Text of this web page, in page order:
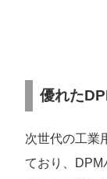
優れた
次世代の工業
ており、